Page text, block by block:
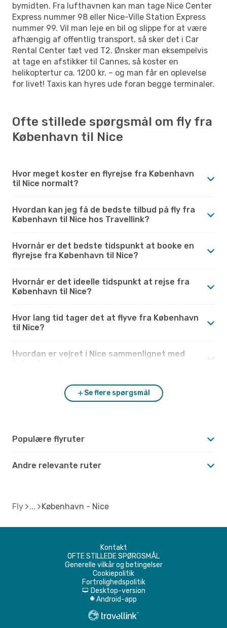
bymidten. Fra lufthavnen kan man tage Nice Center
Express nummer 98 eller Nice-Ville Station Express
nummer 99. Vil man leje en bil og slippe for at være
afhængig af offentlig transport, så sker det i Car
Rental Center tæt ved T2. Ønsker man eksempelvis
at tage en afstikker til Cannes, så koster en
helikoptertur ca. 1200 kr. – og man får en oplevelse
for livet! Taxis kan hyres ude foran begge terminaler.
Ofte stillede spørgsmål om fly fra
København til Nice
Hvor meget koster en flyrejse fra København
til Nice normalt?
Hvordan kan jeg få de bedste tilbud på fly fra
København til Nice hos Travellink?
Hvornår er det bedste tidspunkt at booke en
flyrejse fra København til Nice?
Hvornår er det ideelle tidspunkt at rejse fra
København til Nice?
Hvor lang tid tager det at flyve fra København
til Nice?
Hvordan er vejret i Nice sammenlignet med
Se flere spørgsmål
Populære flyruter
Andre relevante ruter
Fly København - Nice
Kontakt
OFTE STILLEDE SPØRGSMÅL
Generelle vilkår og betingelser
Cookiepolitik
Fortrolighedspolitik
d Desktop-version
A Android-app